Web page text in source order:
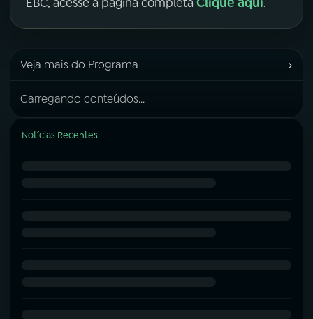
EBC, acesse a página completa .
Veja mais do Programa ›
Carregando conteúdos...
Notícias Recentes